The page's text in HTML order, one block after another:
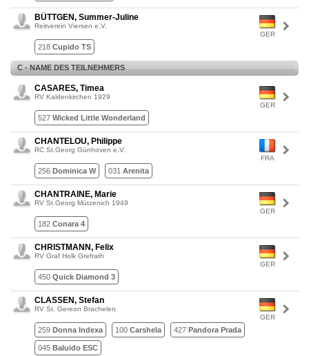
GER
BÜTTGEN, Summer-Juline
Reitverein Viersen e.V.
218 Cupido TS
C - NAME DES TEILNEHMERS
GER
CASARES, Timea
RV Kaldenkirchen 1929
527 Wicked Little Wonderland
FRA
CHANTELOU, Philippe
RC St.Georg Günhoven e.V.
256 Dominica W 031 Arenita
GER
CHANTRAINE, Marie
RV St.Georg Mützenich 1949
182 Conara 4
GER
CHRISTMANN, Felix
RV Graf Holk Grefrath
450 Quick Diamond 3
GER
CLASSEN, Stefan
RV St. Gereon Brachelen
259 Donna Indexa 100 Carshela 427 Pandora Prada
045 Baluido ESC